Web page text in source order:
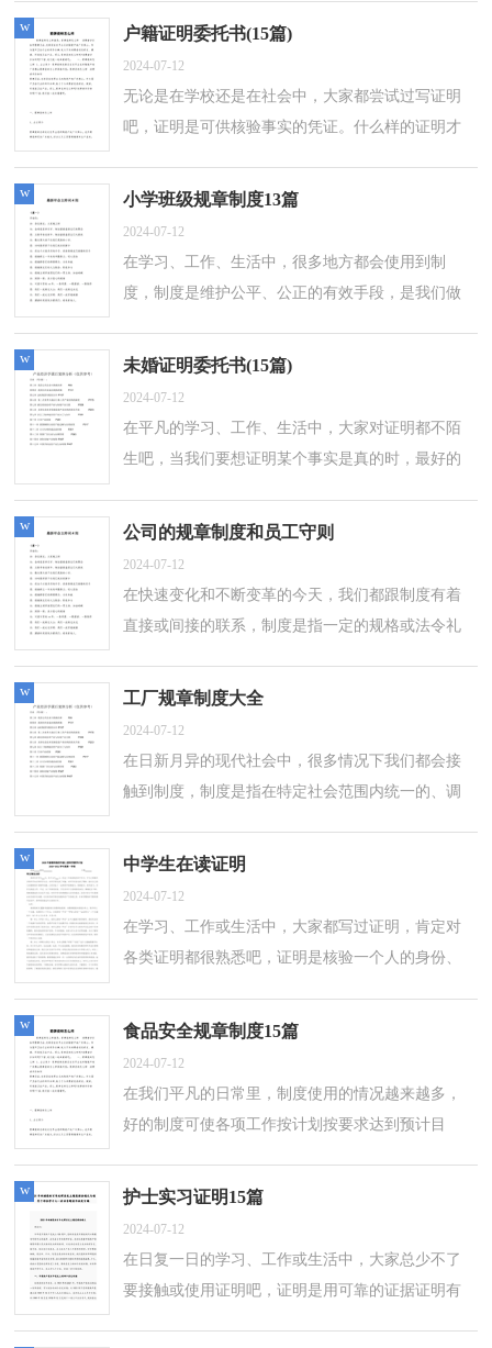
家整理的班级管理心得体会，希望能够帮...
户籍证明委托书(15篇)
2024-07-12
无论是在学校还是在社会中，大家都尝试过写证明
吧，证明是可供核验事实的凭证。什么样的证明才
书，欢迎大家借鉴与参考，希望对大家有所...
w
小学班级规章制度13篇
2024-07-12
在学习、工作、生活中，很多地方都会使用到制
度，制度是维护公平、公正的有效手段，是我们做
面是小编为大家整理的小学班级规章制度，希望...
w
未婚证明委托书(15篇)
2024-07-12
在平凡的学习、工作、生活中，大家对证明都不陌
生吧，当我们要想证明某个事实是真的时，最好的
是小编收集整理的未婚证明委托书，欢迎阅...
w
公司的规章制度和员工守则
2024-07-12
在快速变化和不断变革的今天，我们都跟制度有着
直接或间接的联系，制度是指一定的规格或法令礼
的公司的规章制度和员工守则，欢迎大家...
w
工厂规章制度大全
2024-07-12
在日新月异的现代社会中，很多情况下我们都会接
触到制度，制度是指在特定社会范围内统一的、调
(包括宪法和各种具体法规)、戒律、...
w
中学生在读证明
2024-07-12
在学习、工作或生活中，大家都写过证明，肯定对
各类证明都很熟悉吧，证明是核验一个人的身份、
证明是怎么起草的呢？以下是小编为大家...
w
食品安全规章制度15篇
2024-07-12
在我们平凡的日常里，制度使用的情况越来越多，
好的制度可使各项工作按计划按要求达到预计目
理的食品安全规章制度，欢迎大家分享。食...
w
护士实习证明15篇
2024-07-12
在日复一日的学习、工作或生活中，大家总少不了
要接触或使用证明吧，证明是用可靠的证据证明有
w